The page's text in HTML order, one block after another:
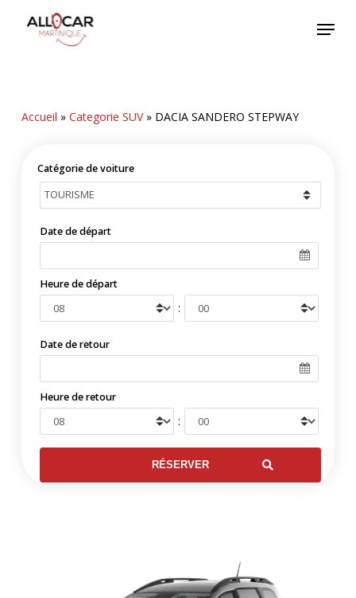
Menu
Accueil » Categorie SUV» DACIA SANDERO STEPWAY
Catégorie de voiture
Date de départ
Heure de départ
:
Date de retour
Heure de retour
: